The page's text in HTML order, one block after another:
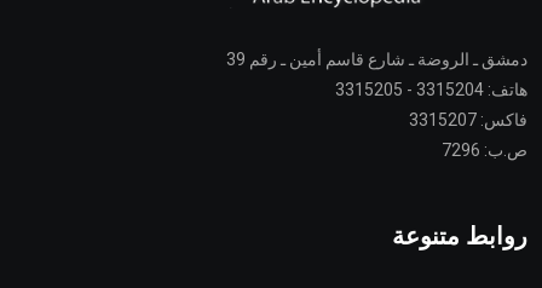
دمشق ـ الروضة ـ شارع قاسم أمين ـ رقم 39
هاتف: 3315204 - 3315205
فاكس: 3315207
ص.ب: 7296
روابط متنوعة